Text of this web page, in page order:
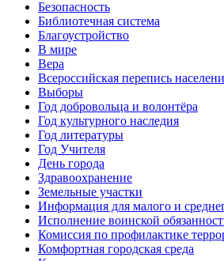
Безопасность
Библиотечная система
Благоустройство
В мире
Вера
Всероссийская перепись
Выборы
Год добровольца и волонтёра
Год культурного наследия
Год литературы
Год Учителя
День города
Здравоохранение
Земельные участки
Информация для малого и
Исполнение воинской
Комиссия по профилактике
Комфортная городская среда